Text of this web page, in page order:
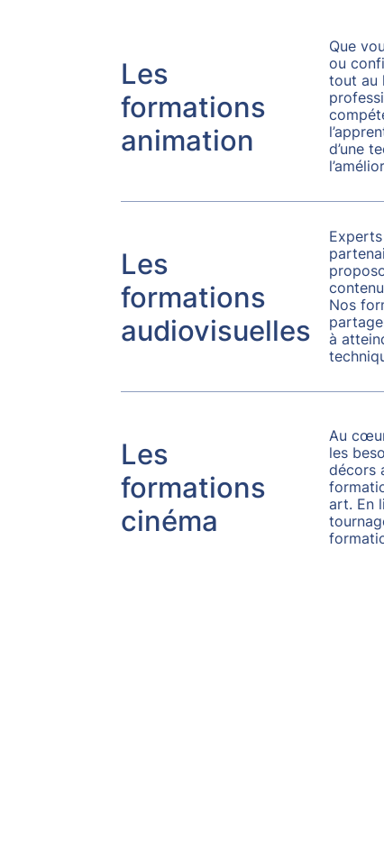
Les
formations
animation
Que
ou
tout au
d’une
Les
formations
audiovisuelles
Nos
à
Les
formations
cinéma
Au
les
décors
art. En